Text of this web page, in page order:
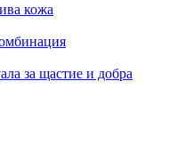
кожа
за щастие и добра